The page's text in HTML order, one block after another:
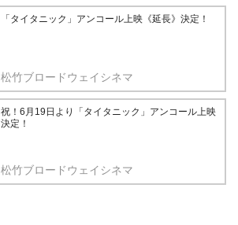
「タイタニック」アンコール上映《延長》決定！
松竹ブロードウェイシネマ
祝！6月19日より「タイタニック」アンコール上映
決定！
松竹ブロードウェイシネマ